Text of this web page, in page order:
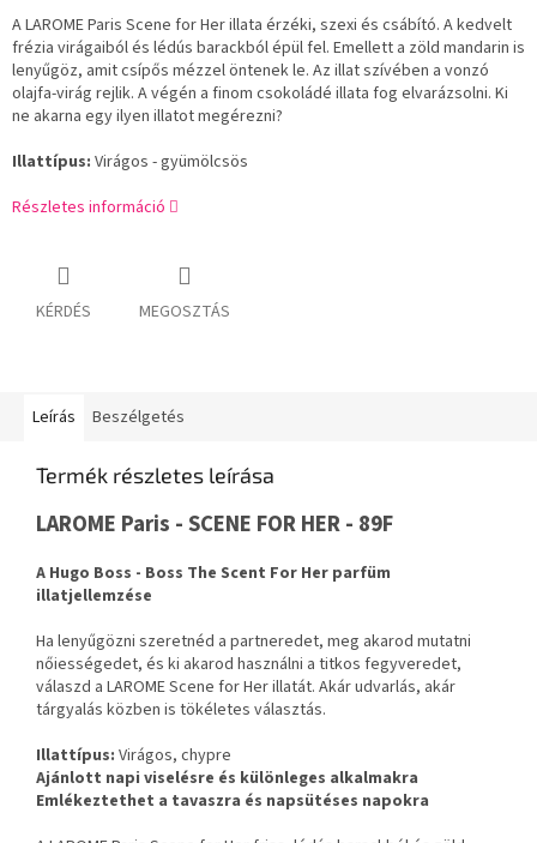
A LAROME Paris Scene for Her illata érzéki, szexi és csábító. A kedvelt
frézia virágaiból és lédús barackból épül fel. Emellett a zöld mandarin is
lenyűgöz, amit csípős mézzel öntenek le. Az illat szívében a vonzó
olajfa-virág rejlik. A végén a finom csokoládé illata fog elvarázsolni. Ki
ne akarna egy ilyen illatot megérezni?
Illattípus: Virágos - gyümölcsös
Részletes információ
KÉRDÉS MEGOSZTÁS
Leírás Beszélgetés
Termék részletes leírása
LAROME Paris - SCENE FOR HER - 89F
A Hugo Boss - Boss The Scent For Her parfüm
illatjellemzése
Ha lenyűgözni szeretnéd a partneredet, meg akarod mutatni
nőiességedet, és ki akarod használni a titkos fegyveredet,
válaszd a LAROME Scene for Her illatát. Akár udvarlás, akár
tárgyalás közben is tökéletes választás.
Illattípus: Virágos, chypre
Ajánlott napi viselésre és különleges alkalmakra
Emlékeztethet a tavaszra és napsütéses napokra